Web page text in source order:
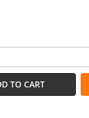
TO CART